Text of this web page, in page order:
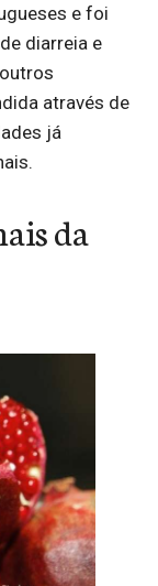
e foi
diarreia e
através de
já
da